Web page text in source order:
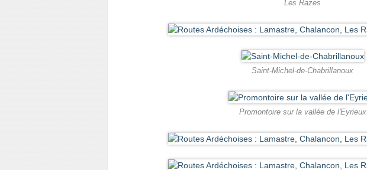
Les Razes
Saint-Michel-de-Chabrillanoux
Promontoire sur la vallée de l'Eyrieux